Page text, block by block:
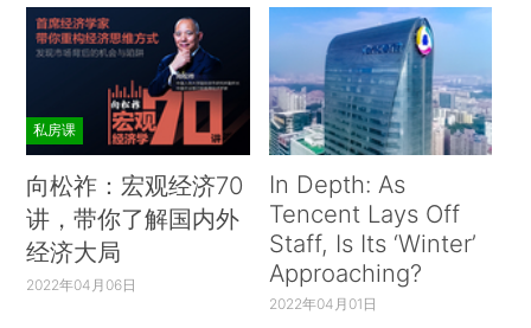
私房课
向松祚：宏观经济70
讲，带你了解国内外
经济大局
2022年04月06日
In Depth: As
Tencent Lays Off
Staff, Is Its ‘Winter’
Approaching?
2022年04月01日